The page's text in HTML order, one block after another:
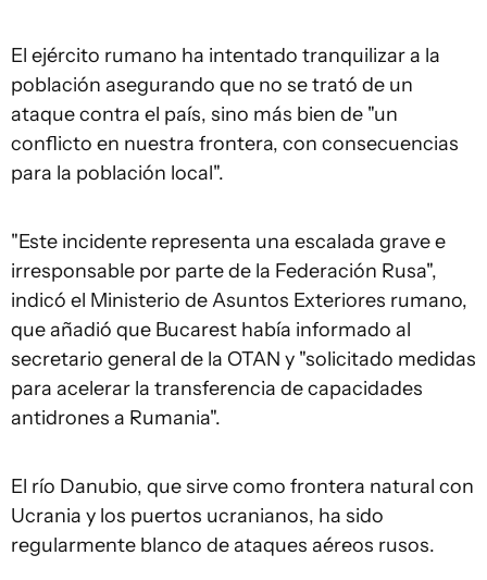
El ejército rumano ha intentado tranquilizar a la
población asegurando que no se trató de un
ataque contra el país, sino más bien de "un
conflicto en nuestra frontera, con consecuencias
para la población local".
"Este incidente representa una escalada grave e
irresponsable por parte de la Federación Rusa",
indicó el Ministerio de Asuntos Exteriores rumano,
que añadió que Bucarest había informado al
secretario general de la OTAN y "solicitado medidas
para acelerar la transferencia de capacidades
antidrones a Rumania".
El río Danubio, que sirve como frontera natural con
Ucrania y los puertos ucranianos, ha sido
regularmente blanco de ataques aéreos rusos.